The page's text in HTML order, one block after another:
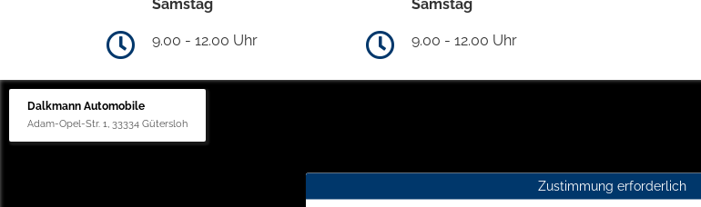
Samstag
9.00 - 12.00 Uhr
Samstag
9.00 - 12.00 Uhr
Dalkmann Automobile
Adam-Opel-Str. 1, 33334 Gütersloh
Zustimmung erforderlich